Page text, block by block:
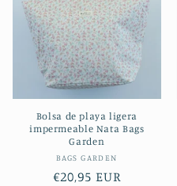
Bolsa de playa ligera
impermeable Nata Bags
Garden
Proveedor:
BAGS GARDEN
Precio
€20,95 EUR